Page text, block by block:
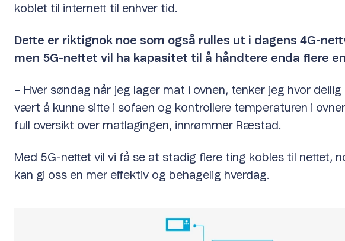
koblet til internett til enhver tid.
Dette er riktignok noe som også rulles ut i dagens 4G-
men 5G-nettet vil ha kapasitet til å håndtere enda flere
– Hver søndag når jeg lager mat i ovnen, tenker jeg hvor deilig
vært å kunne sitte i sofaen og kontrollere temperaturen i
full oversikt over matlagingen, innrømmer Ræstad.
Med 5G-nettet vil vi få se at stadig flere ting kobles til nettet,
kan gi oss en mer effektiv og behagelig hverdag.